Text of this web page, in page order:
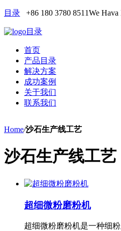
目录 +86 180 3780 8511We Hava
目录
首页
产品目录
解决方案
成功案例
关于我们
联系我们
Home/沙石生产线工艺
沙石生产线工艺
超细微粉磨粉机
超细微粉磨粉机是一种细